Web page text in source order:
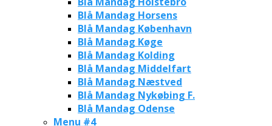
Blå Mandag Horsens
Blå Mandag København
Blå Mandag Køge
Blå Mandag Kolding
Blå Mandag Middelfart
Blå Mandag Næstved
Blå Mandag Nykøbing F.
Blå Mandag Odense
Menu #4